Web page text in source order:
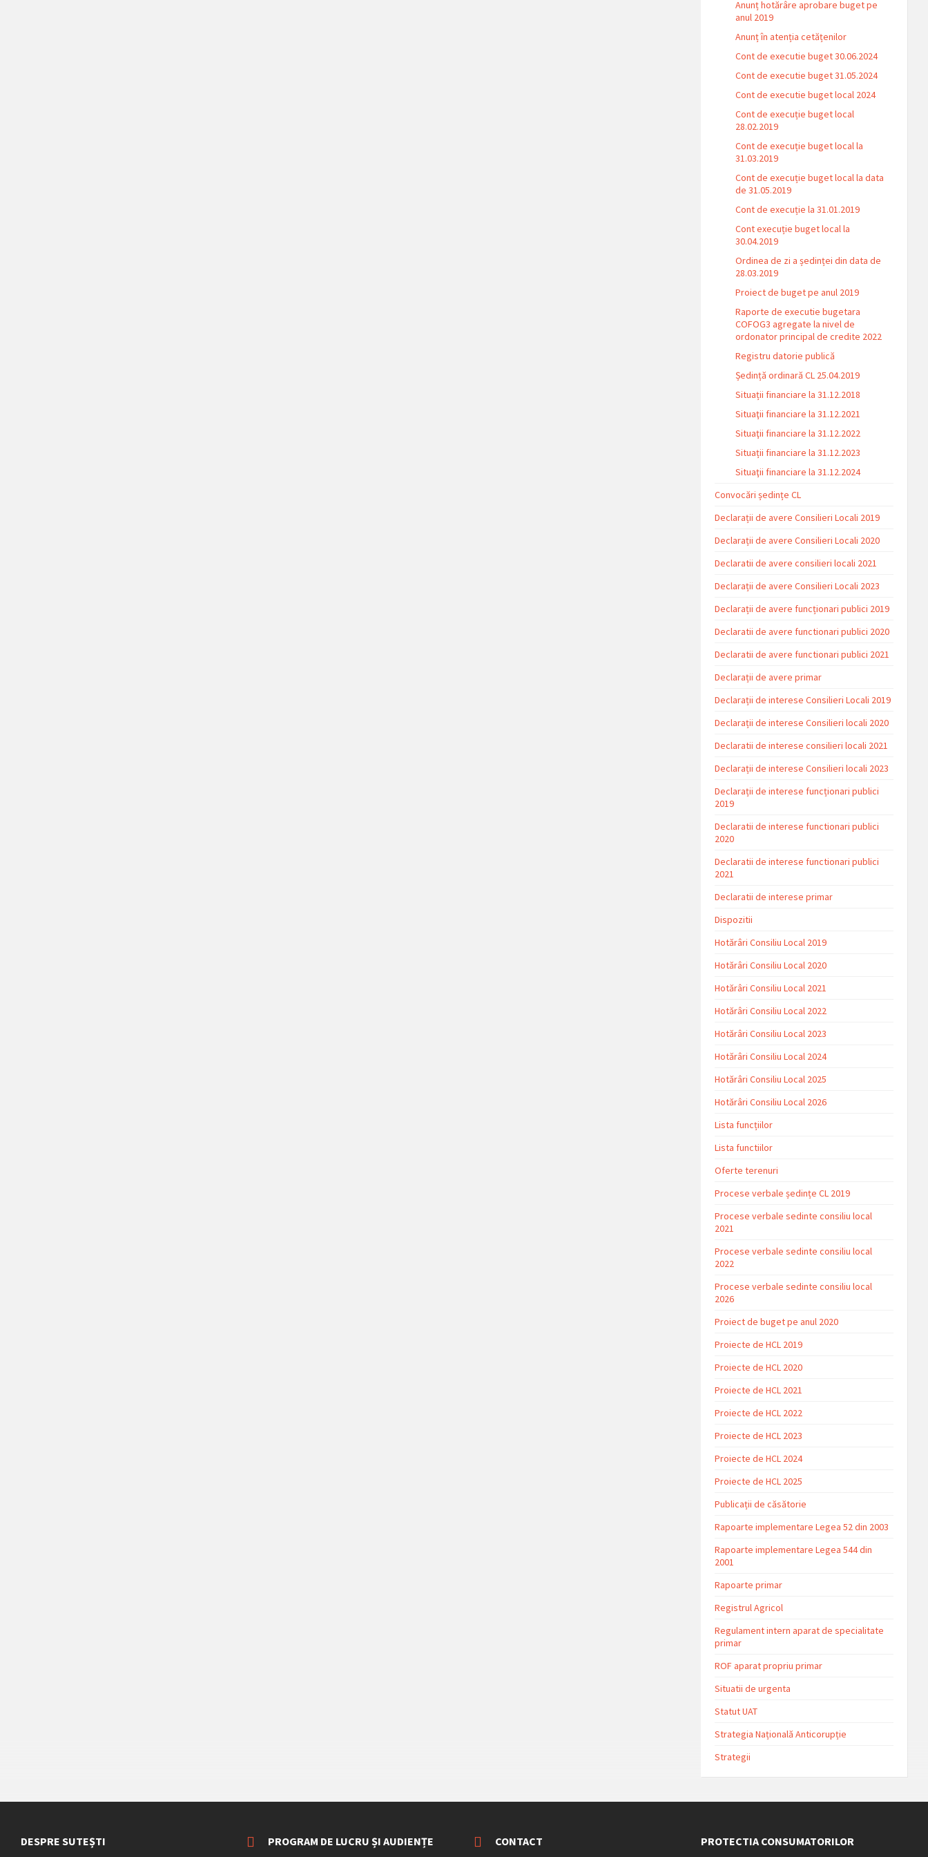
Anunț hotărâre aprobare buget pe
anul 2019
Anunț în atenția cetățenilor
Cont de executie buget 30.06.2024
Cont de executie buget 31.05.2024
Cont de executie buget local 2024
Cont de execuție buget local
28.02.2019
Cont de execuție buget local la
31.03.2019
Cont de execuție buget local la data
de 31.05.2019
Cont de execuție la 31.01.2019
Cont execuție buget local la
30.04.2019
Ordinea de zi a ședinței din data de
28.03.2019
Proiect de buget pe anul 2019
Raporte de executie bugetara
COFOG3 agregate la nivel de
ordonator principal de credite 2022
Registru datorie publică
Ședință ordinară CL 25.04.2019
Situații financiare la 31.12.2018
Situaţii financiare la 31.12.2021
Situaţii financiare la 31.12.2022
Situații financiare la 31.12.2023
Situaţii financiare la 31.12.2024
Convocări ședințe CL
Declarații de avere Consilieri Locali 2019
Declarații de avere Consilieri Locali 2020
Declaratii de avere consilieri locali 2021
Declarații de avere Consilieri Locali 2023
Declarații de avere funcționari publici 2019
Declaratii de avere functionari publici 2020
Declaratii de avere functionari publici 2021
Declarații de avere primar
Declarații de interese Consilieri Locali 2019
Declarații de interese Consilieri locali 2020
Declaratii de interese consilieri locali 2021
Declarații de interese Consilieri locali 2023
Declarații de interese funcționari publici
2019
Declaratii de interese functionari publici
2020
Declaratii de interese functionari publici
2021
Declaratii de interese primar
Dispozitii
Hotărâri Consiliu Local 2019
Hotărâri Consiliu Local 2020
Hotărâri Consiliu Local 2021
Hotărâri Consiliu Local 2022
Hotărâri Consiliu Local 2023
Hotărâri Consiliu Local 2024
Hotărâri Consiliu Local 2025
Hotărâri Consiliu Local 2026
Lista funcțiilor
Lista functiilor
Oferte terenuri
Procese verbale ședințe CL 2019
Procese verbale sedinte consiliu local
2021
Procese verbale sedinte consiliu local
2022
Procese verbale sedinte consiliu local
2026
Proiect de buget pe anul 2020
Proiecte de HCL 2019
Proiecte de HCL 2020
Proiecte de HCL 2021
Proiecte de HCL 2022
Proiecte de HCL 2023
Proiecte de HCL 2024
Proiecte de HCL 2025
Publicații de căsătorie
Rapoarte implementare Legea 52 din 2003
Rapoarte implementare Legea 544 din
2001
Rapoarte primar
Registrul Agricol
Regulament intern aparat de specialitate
primar
ROF aparat propriu primar
Situatii de urgenta
Statut UAT
Strategia Națională Anticorupție
Strategii
DESPRE SUTEȘTI PROGRAM DE LUCRU ȘI AUDIENȚE CONTACT PROTECTIA CONSUMATORILOR